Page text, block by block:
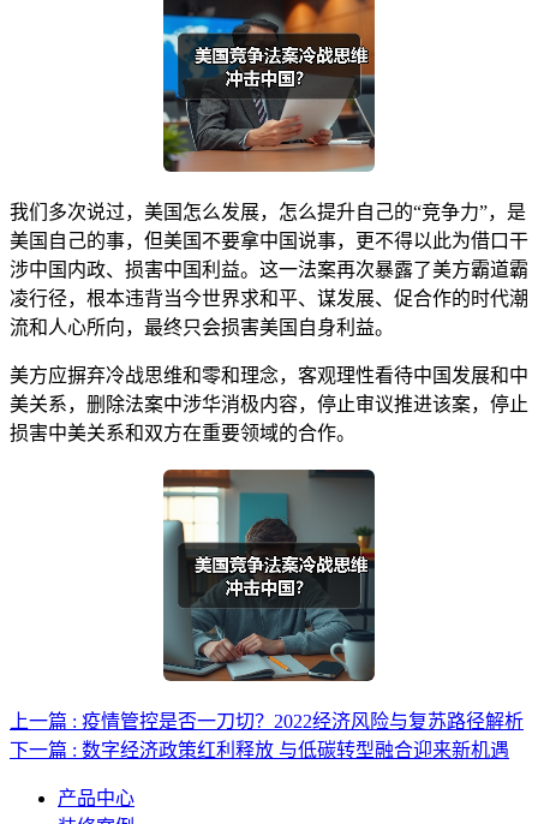
我们多次说过，美国怎么发展，怎么提升自己的“竞争力”，是
美国自己的事，但美国不要拿中国说事，更不得以此为借口干
涉中国内政、损害中国利益。这一法案再次暴露了美方霸道霸
凌行径，根本违背当今世界求和平、谋发展、促合作的时代潮
流和人心所向，最终只会损害美国自身利益。
美方应摒弃冷战思维和零和理念，客观理性看待中国发展和中
美关系，删除法案中涉华消极内容，停止审议推进该案，停止
损害中美关系和双方在重要领域的合作。
上一篇 : 疫情管控是否一刀切？2022经济风险与复苏路径解析
下一篇 : 数字经济政策红利释放 与低碳转型融合迎来新机遇
产品中心